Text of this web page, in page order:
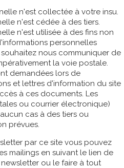
n'est collectée à votre insu.
n'est cédée à des tiers.
n'est utilisée à des fins non
personnelles
nous communiquer de
la voie postale.
demandées lors de
et lettres d'information du site
à ces documents. Les
ou courrier électronique)
cas à des tiers ou
prévues.
par ce site vous pouvez
mailings en suivant le lien de
ou le faire à tout